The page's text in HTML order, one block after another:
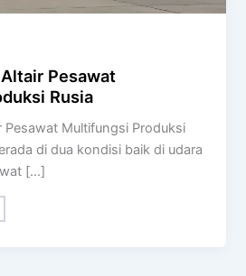
Pesawat
Rusia
Pesawat Multifungsi Produksi
di dua kondisi baik di udara
[…]